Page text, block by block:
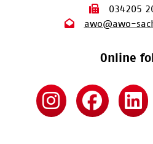
034205
awo@awo-
Online